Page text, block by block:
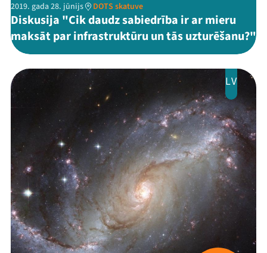
Mana programma
Festivāls
Programma
Arhīvs
Viņi bija LAMPĀ 2026
2019. gada 28. jūnijs DOTS skatuve
Diskusija "Cik daudz sabiedrība ir ar mieru
maksāt par infrastruktūru un tās uzturēšanu?"
LV